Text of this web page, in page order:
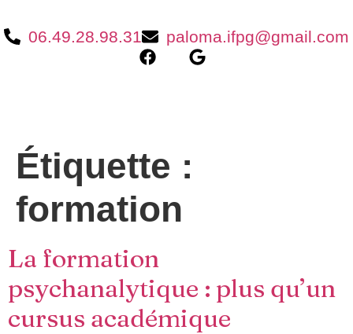
06.49.28.98.31 paloma.ifpg@gmail.com
Étiquette :
formation
La formation
psychanalytique : plus qu’un
cursus académique